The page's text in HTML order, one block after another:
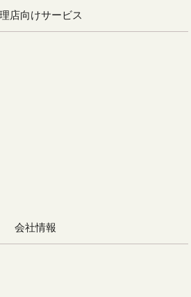
店向けサービス
会社情報